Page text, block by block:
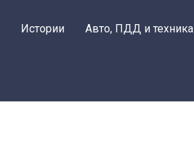
Истории Авто, ПДД и техника